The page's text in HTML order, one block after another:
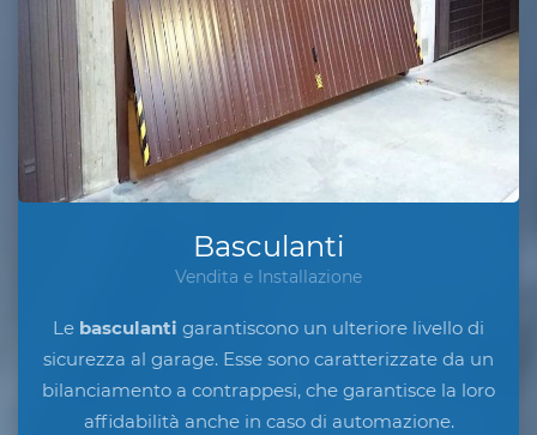
Basculanti
Vendita e Installazione
Le basculanti garantiscono un ulteriore livello di
sicurezza al garage. Esse sono caratterizzate da un
bilanciamento a contrappesi, che garantisce la loro
affidabilità anche in caso di automazione.